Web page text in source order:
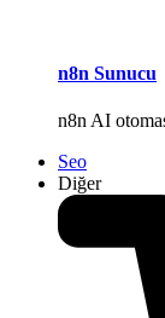
n8n Sunucu
n8n AI
Seo
Diğer